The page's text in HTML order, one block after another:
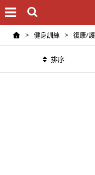
> 健身訓練 > 復康/
排序